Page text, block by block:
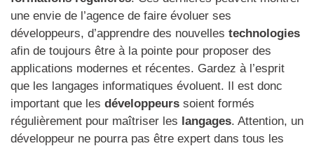
une envie de l’agence de faire évoluer ses
développeurs, d’apprendre des nouvelles technologies
afin de toujours être à la pointe pour proposer des
applications modernes et récentes. Gardez à l’esprit
que les langages informatiques évoluent. Il est donc
important que les développeurs soient formés
régulièrement pour maîtriser les langages. Attention, un
développeur ne pourra pas être expert dans tous les